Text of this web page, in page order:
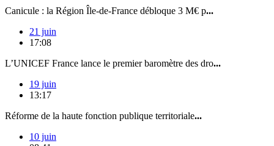
Canicule : la Région Île-de-France débloque 3 M€ p...
21 juin
17:08
L’UNICEF France lance le premier baromètre des dro...
19 juin
13:17
Réforme de la haute fonction publique territoriale...
10 juin